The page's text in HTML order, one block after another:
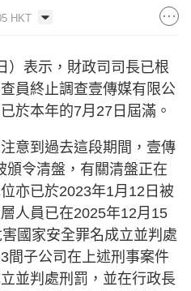
HKT
）表示，財政司司長已根
員終止調查壹傳媒有限公
於本年的7月27日屆滿。
意到過去這段期間，壹傳
頒令清盤，有關清盤正在
亦已於2023年1月12日被
人員已在2025年12月15
國家安全罪名成立並判處
間子公司在上述刑事案件
並判處刑罰，並在行政長